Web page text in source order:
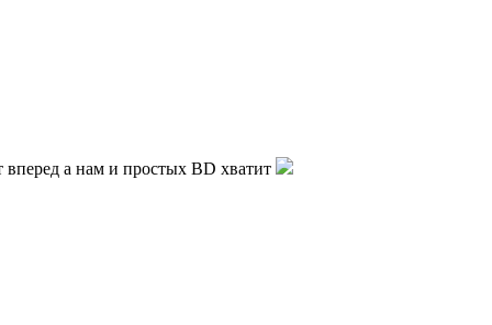
а нам и простых BD хватит